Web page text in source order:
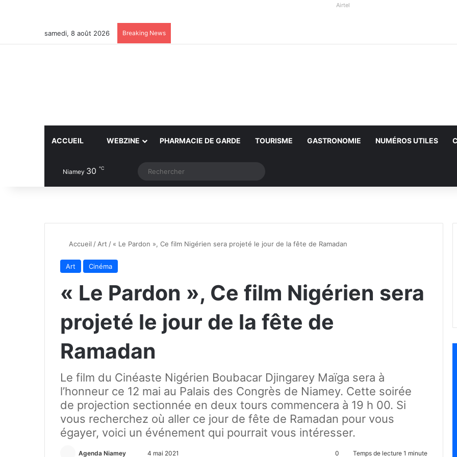
Airtel
samedi, 8 août 2026 Breaking News
ACCUEIL WEBZINE PHARMACIE DE GARDE TOURISME GASTRONOMIE NUMÉROS UTILES
Niamey 30 ℃ Article Aléatoire
Switch skin
Accueil /Art / « Le Pardon », Ce film Nigérien sera projeté le jour de la fête de Ramadan
Art Cinéma
« Le Pardon », Ce film Nigérien sera
projeté le jour de la fête de
Ramadan
Le film du Cinéaste Nigérien Boubacar Djingarey Maïga sera à
l’honneur ce 12 mai au Palais des Congrès de Niamey. Cette soirée
de projection sectionnée en deux tours commencera à 19 h 00. Si
vous recherchez où aller ce jour de fête de Ramadan pour vous
égayer, voici un événement qui pourrait vous intéresser.
Agenda Niamey 4 mai 2021 0 Temps de lecture 1 minute